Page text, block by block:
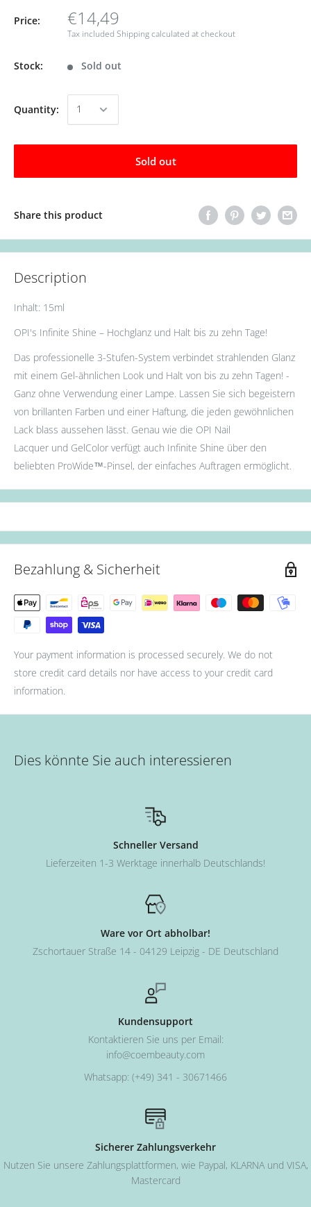
Price: €14,49
Tax included Shipping calculated at checkout
Stock: Sold out
Quantity:
Sold out
Share this product
Description
Inhalt: 15ml
OPI's Infinite Shine – Hochglanz und Halt bis zu zehn Tage!
Das professionelle 3-Stufen-System verbindet strahlenden Glanz
mit einem Gel-ähnlichen Look und Halt von bis zu zehn Tagen! -
Ganz ohne Verwendung einer Lampe. Lassen Sie sich begeistern
von brillanten Farben und einer Haftung, die jeden gewöhnlichen
Lack blass aussehen lässt. Genau wie die OPI Nail
Lacquer und GelColor verfügt auch Infinite Shine über den
beliebten ProWide™️-Pinsel, der einfaches Auftragen ermöglicht.
Bezahlung & Sicherheit
Your payment information is processed securely. We do not
store credit card details nor have access to your credit card
information.
Dies könnte Sie auch interessieren
Schneller Versand
Lieferzeiten 1-3 Werktage innerhalb Deutschlands!
Ware vor Ort abholbar!
Zschortauer Straße 14 - 04129 Leipzig - DE Deutschland
Kundensupport
Kontaktieren Sie uns per Email:
info@coembeauty.com
Whatsapp: (+49) 341 - 30671466
Sicherer Zahlungsverkehr
Nutzen Sie unsere Zahlungsplattformen, wie Paypal, KLARNA und VISA,
Mastercard